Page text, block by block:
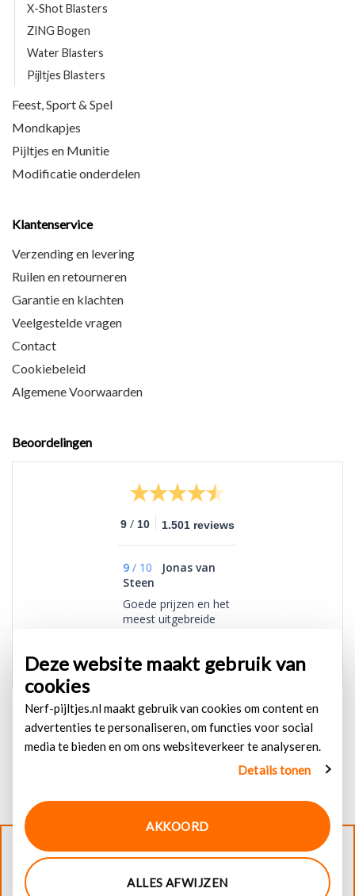
Deze website maakt gebruik van
cookies
Nerf-pijltjes.nl maakt gebruik van cookies om content en
advertenties te personaliseren, om functies voor social
media te bieden en om ons websiteverkeer te analyseren.
Details tonen
AKKOORD
ALLES AFWIJZEN
X-Shot Blasters
ZING Bogen
Water Blasters
Pijltjes Blasters
Feest, Sport & Spel
Mondkapjes
Pijltjes en Munitie
Modificatie onderdelen
Klantenservice
Verzending en levering
Ruilen en retourneren
Garantie en klachten
Veelgestelde vragen
Contact
Cookiebeleid
Algemene Voorwaarden
Beoordelingen
9 / 10 1.501 reviews
9 / 10
Jonas van
Steen
Goede prijzen en het
meest uitgebreide
© 2026Nerf-pijltjes.nl. Alle rechten voorbehouden